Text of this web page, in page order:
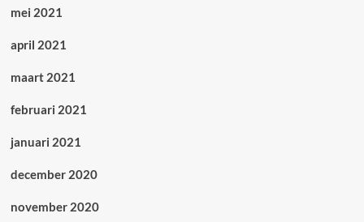
mei 2021
april 2021
maart 2021
februari 2021
januari 2021
december 2020
november 2020